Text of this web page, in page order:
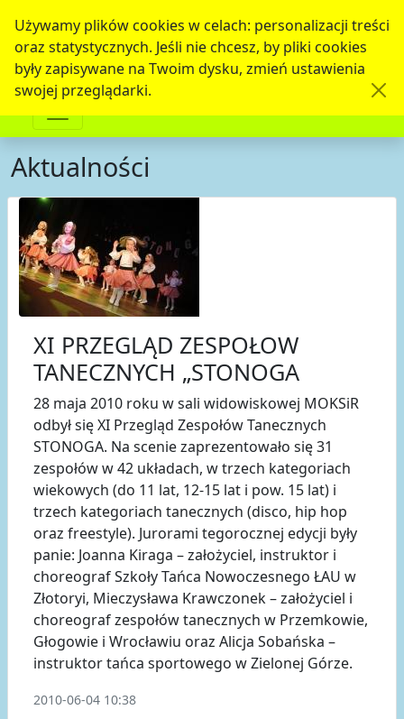
Używamy plików cookies w celach: personalizacji treści
oraz statystycznych. Jeśli nie chcesz, by pliki cookies
były zapisywane na Twoim dysku, zmień ustawienia
swojej przeglądarki.
Aktualności
XI PRZEGLĄD ZESPOŁOW
TANECZNYCH „STONOGA
28 maja 2010 roku w sali widowiskowej MOKSiR
odbył się XI Przegląd Zespołów Tanecznych
STONOGA. Na scenie zaprezentowało się 31
zespołów w 42 układach, w trzech kategoriach
wiekowych (do 11 lat, 12-15 lat i pow. 15 lat) i
trzech kategoriach tanecznych (disco, hip hop
oraz freestyle). Jurorami tegorocznej edycji były
panie: Joanna Kiraga – założyciel, instruktor i
choreograf Szkoły Tańca Nowoczesnego ŁAU w
Złotoryi, Mieczysława Krawczonek – założyciel i
choreograf zespołów tanecznych w Przemkowie,
Głogowie i Wrocławiu oraz Alicja Sobańska –
instruktor tańca sportowego w Zielonej Górze.
2010-06-04 10:38